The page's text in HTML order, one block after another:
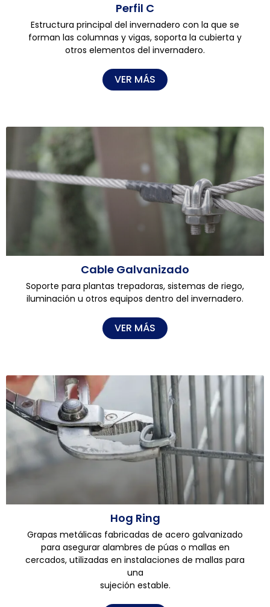
Perfil C
Estructura principal del invernadero con la que se
forman las columnas y vigas, soporta la cubierta y
otros elementos del invernadero.
VER MÁS
Cable Galvanizado
Soporte para plantas trepadoras, sistemas de riego,
iluminación u otros equipos dentro del invernadero.
VER MÁS
Hog Ring
Grapas metálicas fabricadas de acero galvanizado
para asegurar alambres de púas o mallas en
cercados, utilizadas en instalaciones de mallas para
una
sujeción estable.